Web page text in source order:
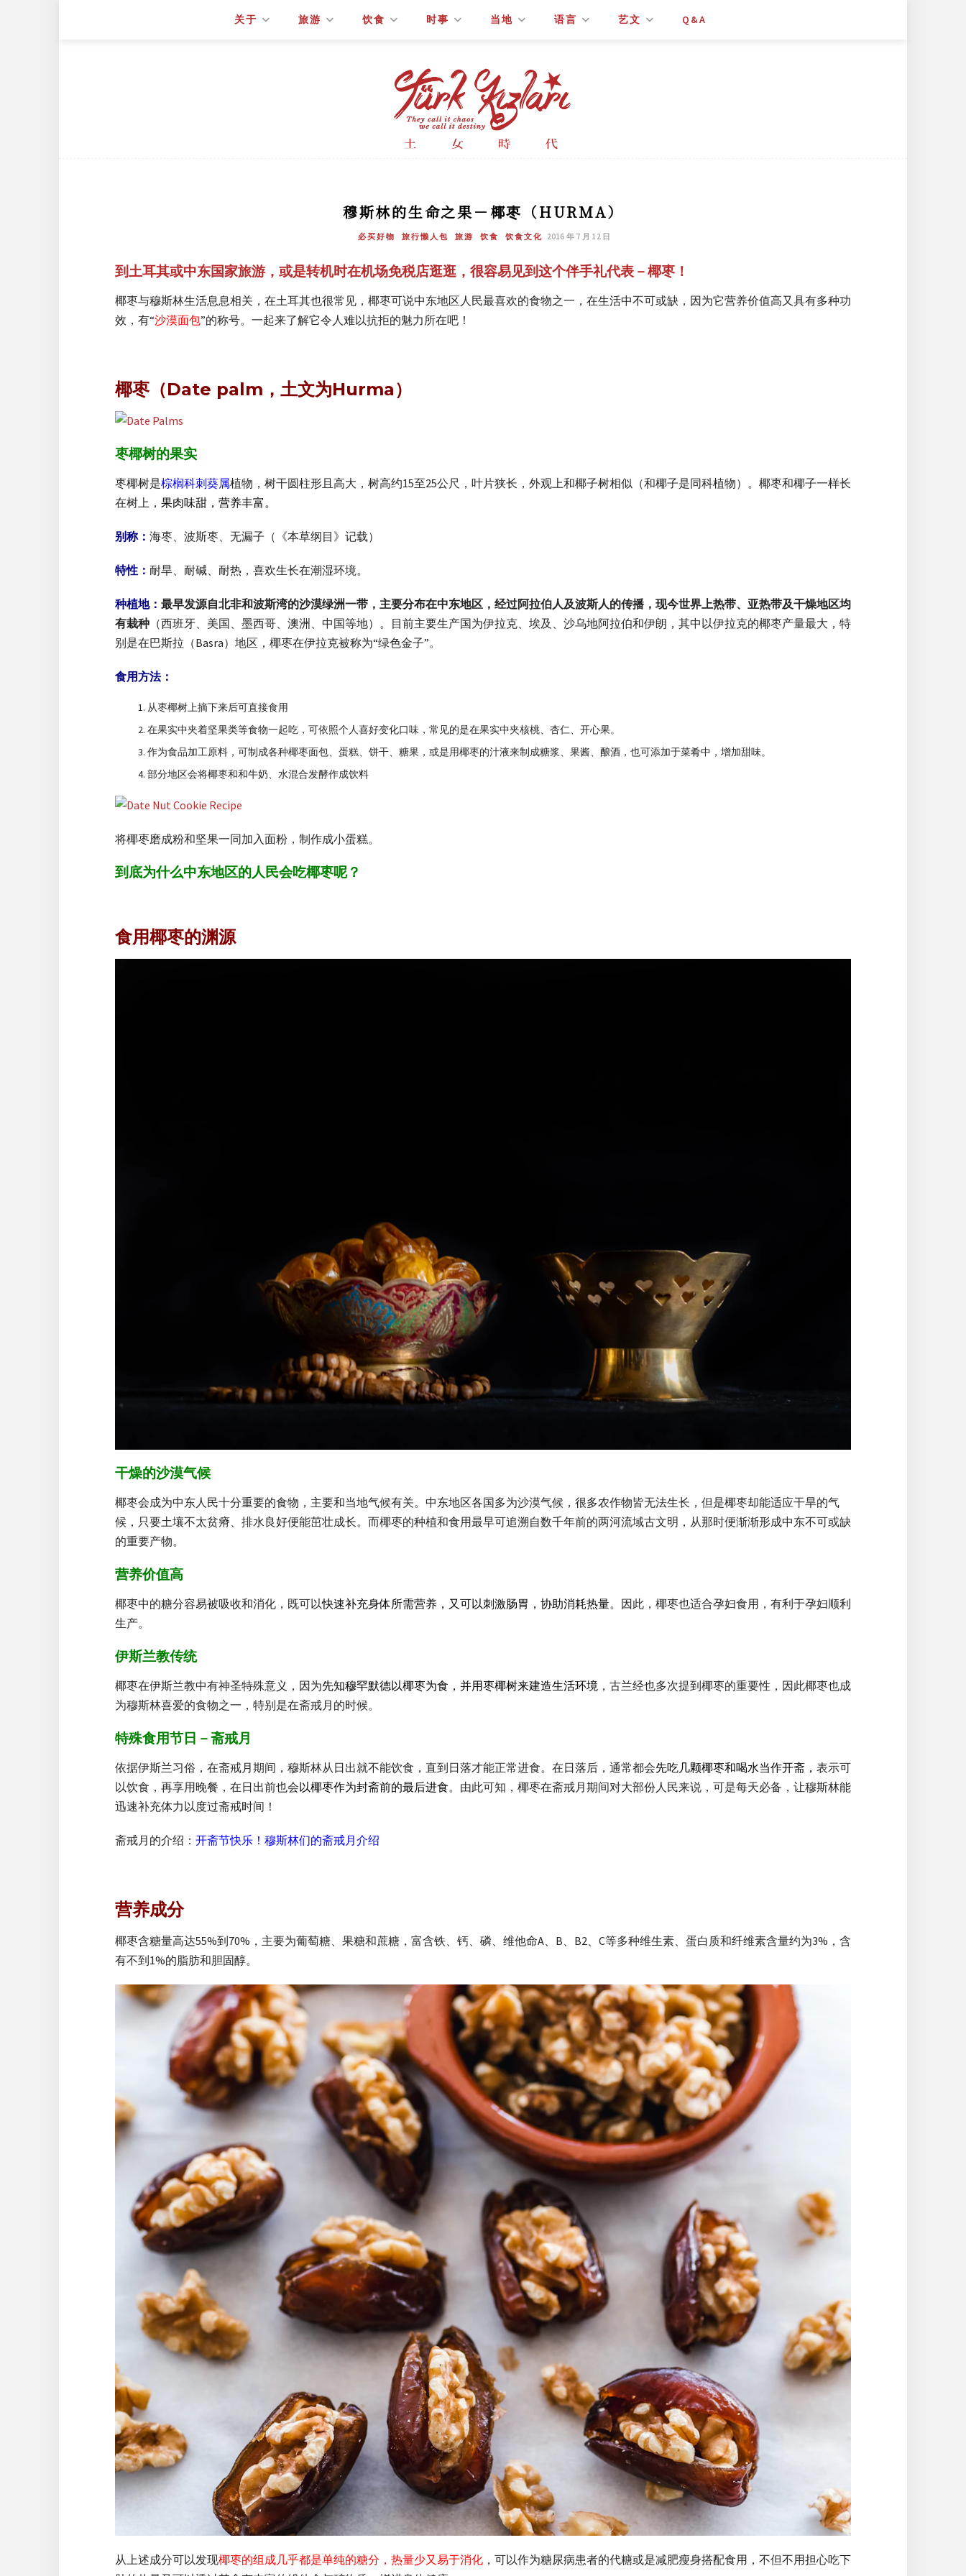
关于 旅游 饮食 时事 当地 语言 艺文 Q&A
穆斯林的生命之果－椰枣（HURMA）
必买好物 旅行懒人包 旅游 饮食 饮食文化 2016 年 7 月 12 日
到土耳其或中东国家旅游，或是转机时在机场免税店逛逛，很容易见到这个伴手礼代表－椰枣！
椰枣与穆斯林生活息息相关，在土耳其也很常见，椰枣可说中东地区人民最喜欢的食物之一，在生活中不可或缺，因为它营养价值高又具有多种功
效，有“沙漠面包”的称号。一起来了解它令人难以抗拒的魅力所在吧！
椰枣（Date palm，土文为Hurma）
枣椰树的果实
枣椰树是棕榈科刺葵属植物，树干圆柱形且高大，树高约15至25公尺，叶片狭长，外观上和椰子树相似（和椰子是同科植物）。椰枣和椰子一样长
在树上， 果肉味甜，营养丰富。
别称： 海枣、波斯枣、无漏子（《本草纲目》记载）
特性： 耐旱、耐碱、耐热，喜欢生长在潮湿环境。
种植地： 最早发源自北非和波斯湾的沙漠绿洲一带，主要分布在中东地区，经过阿拉伯人及波斯人的传播，现今世界上热带、亚热带及干燥地区均
有栽种 （西班牙、美国、墨西哥、澳洲、中国等地）。目前主要生产国为伊拉克、埃及、沙乌地阿拉伯和伊朗，其中以伊拉克的椰枣产量最大，特
别是在巴斯拉（Basra）地区，椰枣在伊拉克被称为“绿色金子”。
食用方法：
从枣椰树上摘下来后可直接食用
在果实中夹着坚果类等食物一起吃，可依照个人喜好变化口味，常见的是在果实中夹核桃、杏仁、开心果。
作为食品加工原料，可制成各种椰枣面包、蛋糕、饼干、糖果，或是用椰枣的汁液来制成糖浆、果酱、酿酒，也可添加于菜肴中，增加甜味。
部分地区会将椰枣和和牛奶、水混合发酵作成饮料
将椰枣磨成粉和坚果一同加入面粉，制作成小蛋糕。
到底为什么中东地区的人民会吃椰枣呢？
食用椰枣的渊源
干燥的沙漠气候
椰枣会成为中东人民十分重要的食物，主要和当地气候有关。中东地区各国多为沙漠气候，很多农作物皆无法生长，但是椰枣却能适应干旱的气
候，只要土壤不太贫瘠、排水良好便能茁壮成长。而椰枣的种植和食用最早可追溯自数千年前的两河流域古文明，从那时便渐渐形成中东不可或缺
的重要产物。
营养价值高
椰枣中的糖分容易被吸收和消化，既可以快速补充身体所需营养，又可以刺激肠胃，协助消耗热量。因此，椰枣也适合孕妇食用，有利于孕妇顺利
生产。
伊斯兰教传统
椰枣在伊斯兰教中有神圣特殊意义，因为先知穆罕默德以椰枣为食，并用枣椰树来建造生活环境 ，古兰经也多次提到椰枣的重要性，因此椰枣也成
为穆斯林喜爱的食物之一，特别是在斋戒月的时候。
特殊食用节日－斋戒月
依据伊斯兰习俗，在斋戒月期间，穆斯林从日出就不能饮食，直到日落才能正常进食。在日落后，通常都会先吃几颗椰枣和喝水当作开斋， 表示可
以饮食，再享用晚餐，在日出前也会以椰枣作为封斋前的最后进食。由此可知，椰枣在斋戒月期间对大部份人民来说，可是每天必备，让穆斯林能
迅速补充体力以度过斋戒时间！
斋戒月的介绍： 开斋节快乐！穆斯林们的斋戒月介绍
营养成分
椰枣含糖量高达55%到70%，主要为葡萄糖、果糖和蔗糖，富含铁、钙、磷、维他命A、B、B2、C等多种维生素、蛋白质和纤维素含量约为3%，含
有不到1%的脂肪和胆固醇。
从上述成分可以发现椰枣的组成几乎都是单纯的糖分，热量少又易于消化 ，可以作为糖尿病患者的代糖或是减肥瘦身搭配食用，不但不用担心吃下